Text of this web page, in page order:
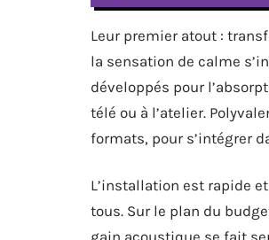
Leur premier atout :
la sensation de calme
développés pour
télé ou à l’atelier.
formats, pour s’intégrer
L’installation est rapide
tous. Sur le plan du
gain acoustique se fait